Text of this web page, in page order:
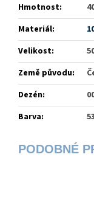
Hmotnost:
Materiál:
Velikost:
Země původu:
Dezén:
Barva: